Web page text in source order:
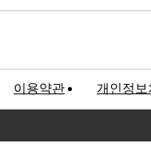
이용약관 개인정보